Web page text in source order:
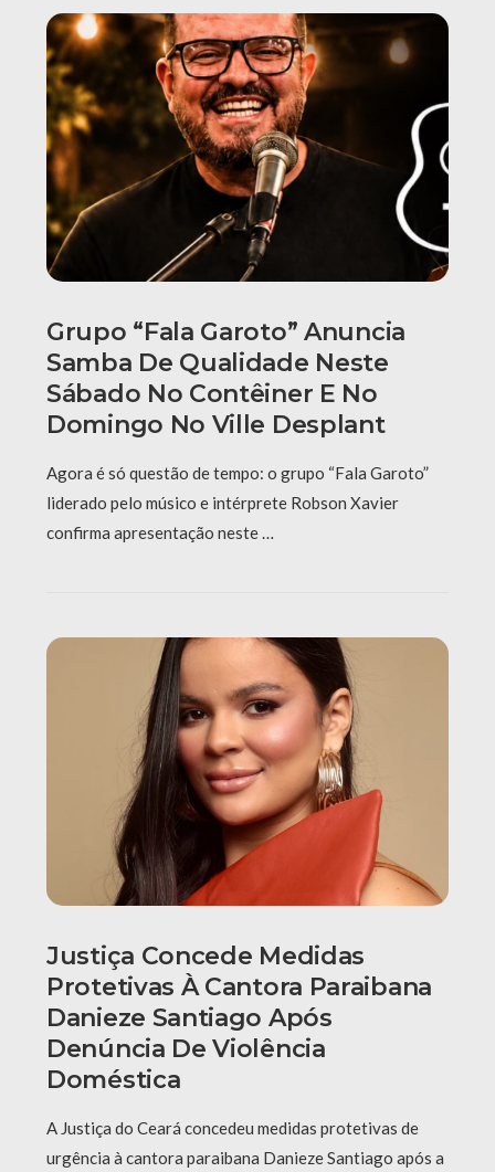
Grupo “Fala Garoto” Anuncia
Samba De Qualidade Neste
Sábado No Contêiner E No
Domingo No Ville Desplant
Agora é só questão de tempo: o grupo “Fala Garoto”
liderado pelo músico e intérprete Robson Xavier
confirma apresentação neste …
Justiça Concede Medidas
Protetivas À Cantora Paraibana
Danieze Santiago Após
Denúncia De Violência
Doméstica
A Justiça do Ceará concedeu medidas protetivas de
urgência à cantora paraibana Danieze Santiago após a